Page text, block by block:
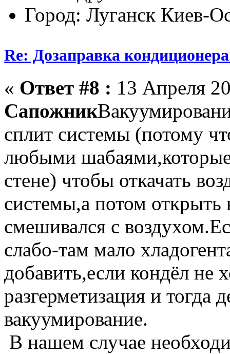
Город: Луганск Киев-
Re: Дозаправка
« Ответ #8 : 13 Апреля
Сапожник
сплит системы (потому
любыми
стене) чтобы откачать
системы,а потом
смешивался с
слабо-там мало
добавить,если кондёл не
разгерметизация и тогда
вакуумирование.
В нашем случае